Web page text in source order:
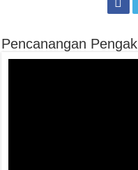
Pencanangan